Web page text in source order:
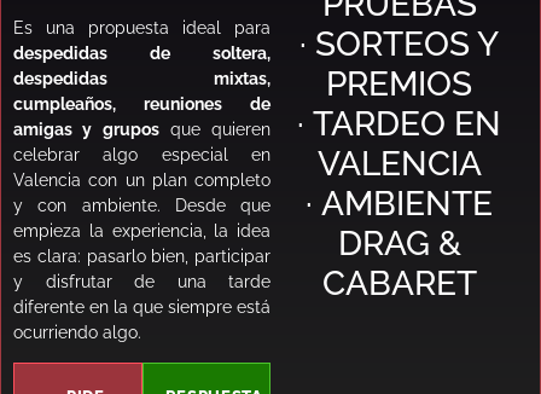
Es una propuesta ideal para
despedidas de soltera,
despedidas mixtas,
cumpleaños, reuniones de
amigas y gruposque quieren
celebrar algo especial en
Valencia con un plan completo
y con ambiente. Desde que
empieza la experiencia, la idea
es clara: pasarlo bien, participar
y disfrutar de una tarde
diferente en la que siempre está
ocurriendo algo.
· SORTEOS Y
PREMIOS
· TARDEO EN
VALENCIA
· AMBIENTE
DRAG &
CABARET